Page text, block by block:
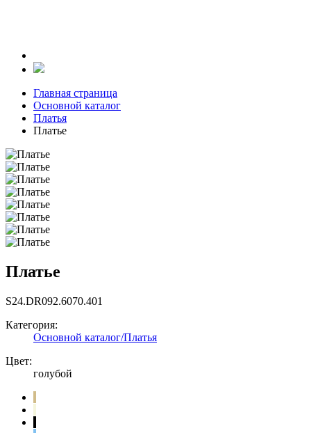
Главная страница
Основной каталог
Платья
Платье
Платье
S24.DR092.6070.401
Категория:
Основной каталог/Платья
Цвет:
голубой